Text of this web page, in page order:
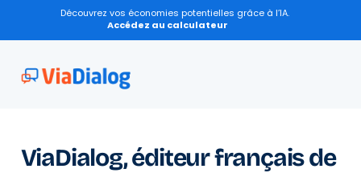
Découvrez vos économies potentielles grâce à l’IA.
Accédez au calculateur
ViaDialog, éditeur français de